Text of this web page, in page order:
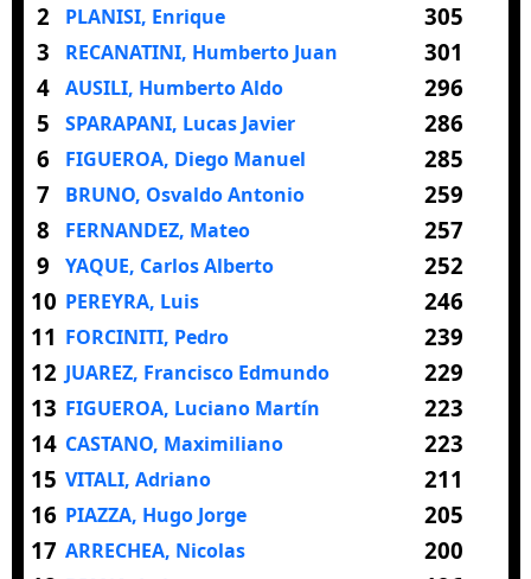
2
PLANISI, Enrique
305
3
RECANATINI, Humberto Juan
301
4 AUSILI, Humberto Aldo
296
5
SPARAPANI, Lucas Javier
286
6
FIGUEROA, Diego Manuel
285
7
BRUNO, Osvaldo Antonio
259
8
FERNANDEZ, Mateo
257
9
YAQUE, Carlos Alberto
252
10 PEREYRA, Luis
246
11 FORCINITI, Pedro
239
12 JUAREZ, Francisco Edmundo
229
13 FIGUEROA, Luciano Martín
223
14 CASTANO, Maximiliano
223
15 VITALI, Adriano
211
16 PIAZZA, Hugo Jorge
205
17 ARRECHEA, Nicolas
200